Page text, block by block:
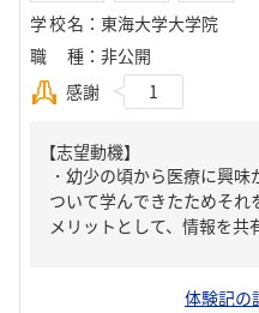
学校名 ： 東海大学大学院
職種 ： 非公開
感謝
1
【志望動機】
・幼少の頃から医療に興
ついて学んできたためそ
メリットとして、情報を
体験記の